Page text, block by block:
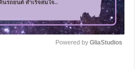
Powered by GliaStudios